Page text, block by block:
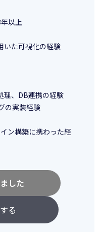
以上
いた可視化の経験
理、DB連携の経験
の実装経験
ン構築に携わった経
る
した